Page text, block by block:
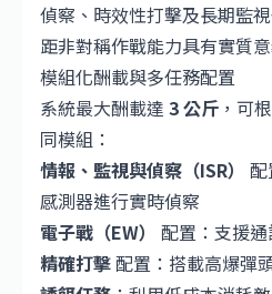
偵察、時效性打擊及長期監
距非對稱作戰能力具有實質意
模組化酬載與多任務配置
系統最大酬載達 3 公斤 ，可
同模組：
情報、監視與偵察（ISR）
感測器進行實時偵察
電子戰（EW）
配置：支援
精確打擊配置：搭載高爆彈